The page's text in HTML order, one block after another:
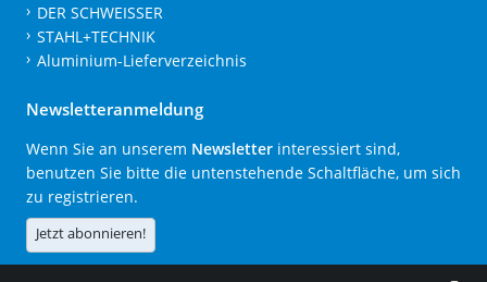
DER SCHWEISSER
STAHL+TECHNIK
Aluminium-Lieferverzeichnis
Newsletteranmeldung
Wenn Sie an unserem Newsletter interessiert sind,
benutzen Sie bitte die untenstehende Schaltfläche, um sich
zu registrieren.
Jetzt abonnieren!